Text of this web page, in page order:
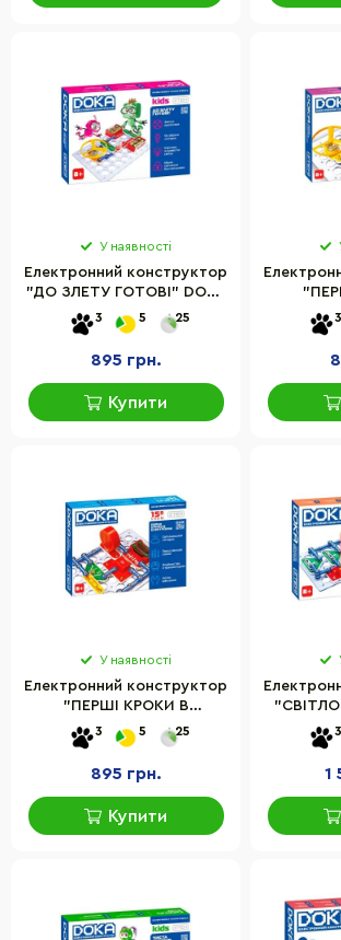
У наявності
Електронний конструктор
"ДО ЗЛЕТУ ГОТОВІ" DOKA
D70702 світло
3 5 25
895 грн.
Купити
D70709
3
У наявності
Електронний конструктор
"ПЕРШІ КРОКИ В
ЕЛЕКТРОНІЦІ" DOKA
D70710 набір В, 15 схем,
звук та світло
3 5 25
895 грн.
Купити
"СВІТЛО
DOKA3
1